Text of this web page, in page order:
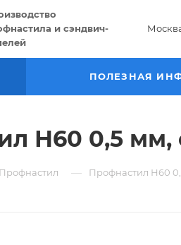
и сэндвич-
ПОЛЕЗНАЯ
Н60 0,5 мм,
Профнастил — Профнастил Н60